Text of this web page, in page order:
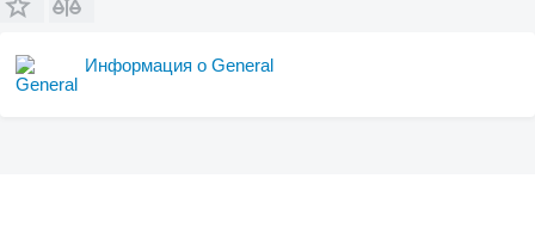
Информация о General